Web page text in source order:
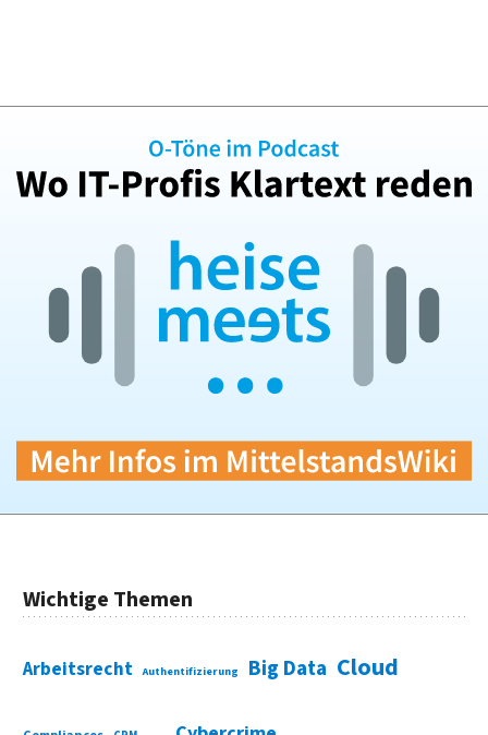
Wichtige Themen
Arbeitsrecht Authentifizierung Big Data Cloud